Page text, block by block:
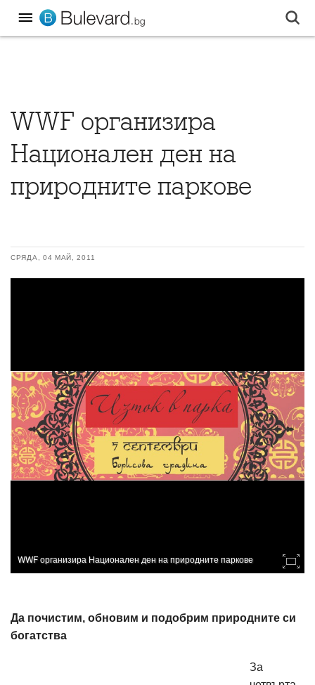
WWF организира
Национален ден на
природните паркове
СРЯДА, 04 МАЙ, 2011
WWF организира Национален ден на природните паркове
Да почистим, обновим и подобрим природните си
богатства
За